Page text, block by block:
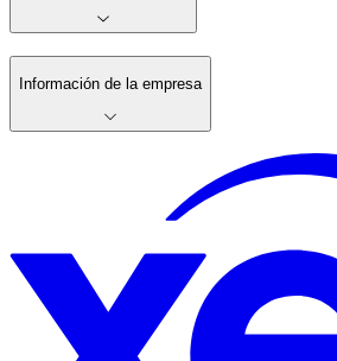
Información de la empresa